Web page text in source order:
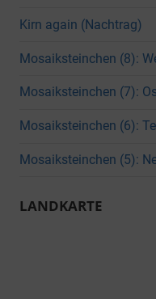
Kirn again (Nachtrag)
Mosaiksteinchen (8):
Mosaiksteinchen (7):
Mosaiksteinchen (6):
Mosaiksteinchen (5):
LANDKARTE